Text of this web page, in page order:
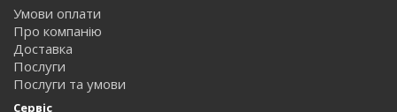
Умови оплати
Про компанію
Доставка
Послуги
Послуги та умови
Сервіс